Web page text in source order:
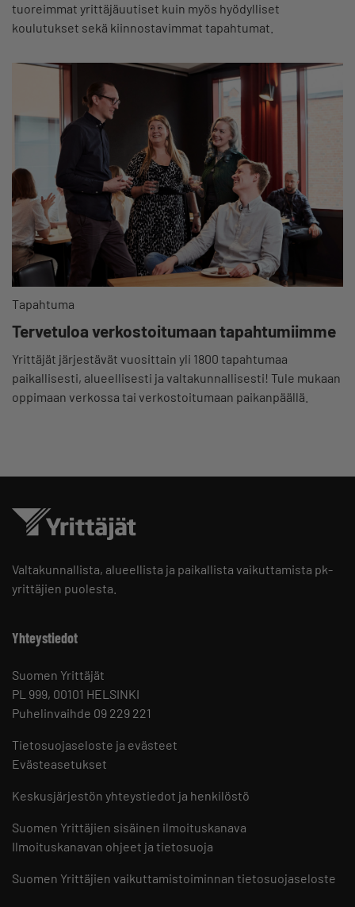
tuoreimmat yrittäjäuutiset kuin myös hyödylliset
koulutukset sekä kiinnostavimmat tapahtumat.
Tapahtuma
Tervetuloa verkostoitumaan tapahtumiimme
Yrittäjät järjestävät vuosittain yli 1800 tapahtumaa
paikallisesti, alueellisesti ja valtakunnallisesti! Tule mukaan
oppimaan verkossa tai verkostoitumaan paikanpäällä.
Valtakunnallista, alueellista ja paikallista vaikuttamista pk-
yrittäjien puolesta.
Yhteystiedot
Suomen Yrittäjät
PL 999, 00101 HELSINKI
Puhelinvaihde 09 229 221
Tietosuojaseloste ja evästeet
Evästeasetukset
Keskusjärjestön yhteystiedot ja henkilöstö
Suomen Yrittäjien sisäinen ilmoituskanava
Ilmoituskanavan ohjeet ja tietosuoja
Suomen Yrittäjien vaikuttamistoiminnan tietosuojaseloste